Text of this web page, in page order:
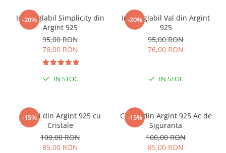
-20%
Inel reglabil Simplicity din
Argint 925
95,00 RON
76,00 RON
IN STOC
-20%
Inel reglabil Val din Argint
925
95,00 RON
76,00 RON
IN STOC
-15%
Cercei din Argint 925 cu
Cristale
100,00 RON
85,00 RON
-15%
Cercei din Argint 925 Ac de
Siguranta
100,00 RON
85,00 RON